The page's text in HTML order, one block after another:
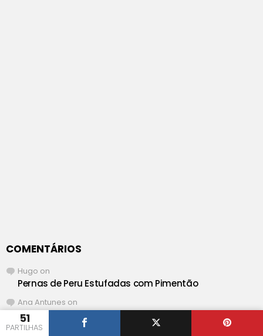
51
PARTILHAS
COMENTÁRIOS
Hugo on
Pernas de Peru Estufadas com Pimentão
Ana Antunes on
Pernas de Peru Estufadas com Pimentão
Hugoon